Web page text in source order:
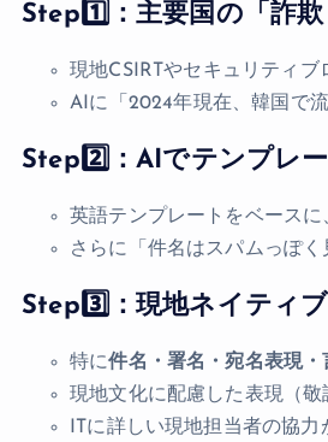
Step1️⃣：主要国の「詐
現地CSIRTやセキュリティブ
AIに「2024年現在、韓国で
Step2️⃣：AIでテンプレ
英語テンプレートをベース
さらに「件名はスパムっぽ
Step3️⃣：現地ネイティ
特に件名・署名・宛名表現・
現地文化に配慮した表現（
ITに詳しい現地担当者の協力